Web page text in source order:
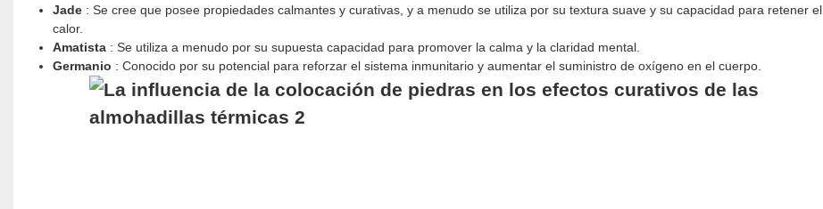
Jade: Se cree que posee propiedades calmantes y curativas, y a menudo se utiliza por su textura suave y su capacidad para retener el
calor.
Amatista: Se utiliza a menudo por su supuesta capacidad para promover la calma y la claridad mental.
Germanio : Conocido por su potencial para reforzar el sistema inmunitario y aumentar el suministro de oxígeno en el cuerpo.